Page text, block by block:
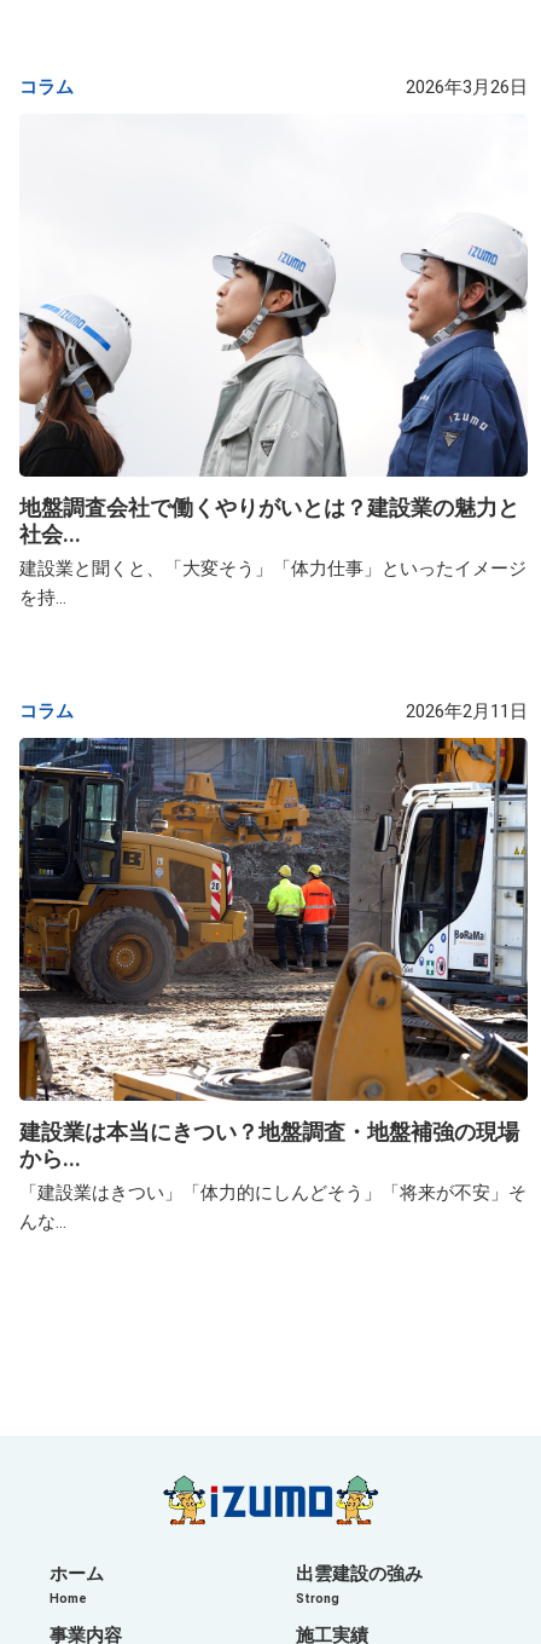
コラム 2026年3月26日
地盤調査会社で働くやりがいとは？建設業の魅力と
社会...
建設業と聞くと、「大変そう」「体力仕事」といったイメージ
を持...
コラム 2026年2月11日
建設業は本当にきつい？地盤調査・地盤補強の現場
から...
「建設業はきつい」「体力的にしんどそう」「将来が不安」そ
んな...
ホーム
Home
出雲建設の強み
Strong
事業内容 施工実績